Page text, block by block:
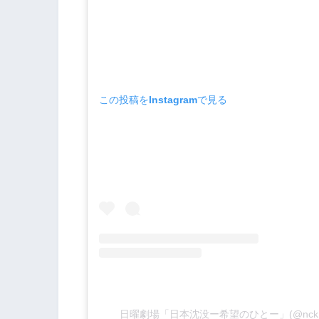
この投稿をInstagramで見る
日曜劇場「日本沈没ー希望のひとー」